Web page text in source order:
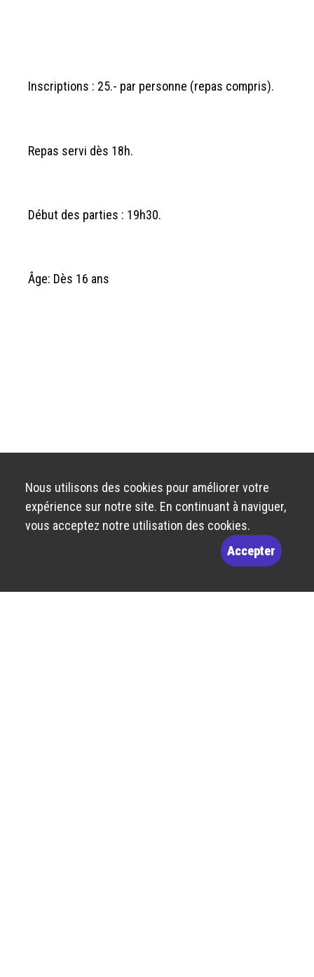
Inscriptions : 25.- par personne (repas compris).
Repas servi dès 18h.
Début des parties : 19h30.
Âge: Dès 16 ans
Nous utilisons des cookies pour améliorer votre
expérience sur notre site. En continuant à naviguer,
vous acceptez notre utilisation des cookies.
Accepter